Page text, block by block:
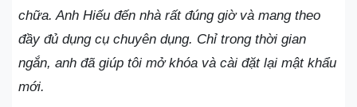
chữa. Anh Hiếu đến nhà rất đúng giờ và mang theo
đầy đủ dụng cụ chuyên dụng. Chỉ trong thời gian
ngắn, anh đã giúp tôi mở khóa và cài đặt lại mật khẩu
mới.